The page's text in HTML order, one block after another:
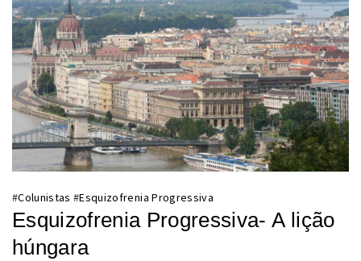
#Colunistas #Esquizofrenia Progressiva
Esquizofrenia Progressiva- A lição
húngara